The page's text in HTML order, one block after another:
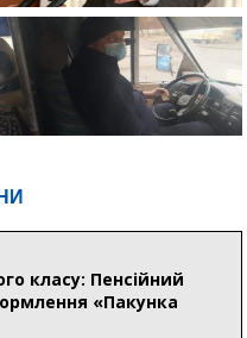
класу: Пенсійний
«Пакунка